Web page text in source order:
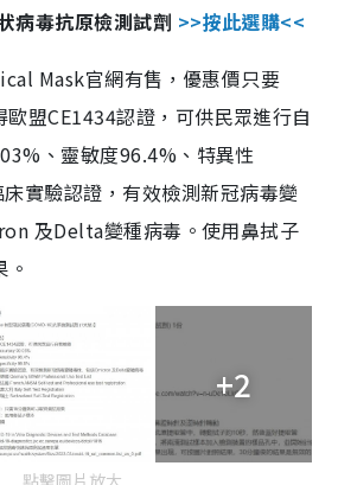
病毒抗原檢測試劑 >>按此選購<<
Mask官網有售，優惠價只要
盟CE1434認證，可供民眾進行自
、靈敏度96.4%、特異性
實驗認證，有效檢測新冠病毒變
及Delta變種病毒。使用鼻拭子
+2
點擊圖片放大